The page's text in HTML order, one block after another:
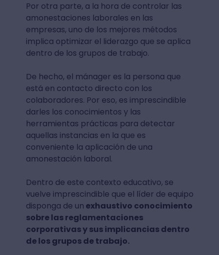
Por otra parte, a la hora de controlar las
amonestaciones laborales en las
empresas, uno de los mejores métodos
implica optimizar el liderazgo que se aplica
dentro de los grupos de trabajo.
De hecho, el mánager es la persona que
está en contacto directo con los
colaboradores. Por eso, es imprescindible
darles los conocimientos y las
herramientas prácticas para detectar
aquellas instancias en la que es
conveniente la aplicación de una
amonestación laboral.
Dentro de este contexto educativo, se
vuelve imprescindible que el líder de equipo
disponga de un exhaustivo conocimiento
sobre las reglamentaciones
corporativas y sus implicancias dentro
de los grupos de trabajo.